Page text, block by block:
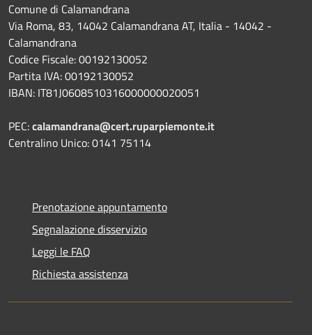
Comune di Calamandrana
Via Roma, 83, 14042 Calamandrana AT, Italia - 14042 -
Calamandrana
Codice Fiscale: 00192130052
Partita IVA: 00192130052
IBAN: IT81J0608510316000000020051
PEC:calamandrana@cert.ruparpiemonte.it
Centralino Unico: 0141 75114
Prenotazione appuntamento
Segnalazione disservizio
Leggi le FAQ
Richiesta assistenza